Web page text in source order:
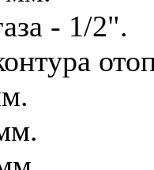
- 1/2".